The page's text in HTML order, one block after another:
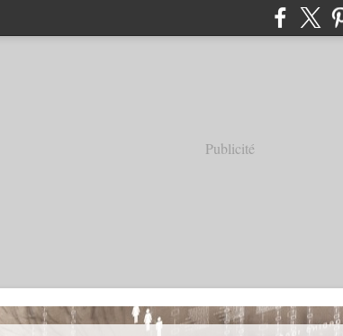
Publicité